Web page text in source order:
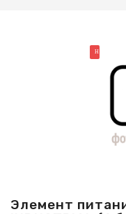
НОВИНКА
Элемент